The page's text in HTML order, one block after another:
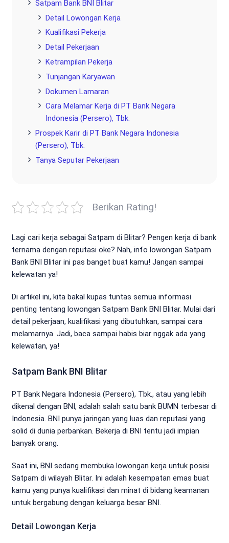
Satpam Bank BNI Blitar
Detail Lowongan Kerja
Kualifikasi Pekerja
Detail Pekerjaan
Ketrampilan Pekerja
Tunjangan Karyawan
Dokumen Lamaran
Cara Melamar Kerja di PT Bank Negara
Indonesia (Persero), Tbk.
Prospek Karir di PT Bank Negara Indonesia
(Persero), Tbk.
Tanya Seputar Pekerjaan
Berikan Rating!
Lagi cari kerja sebagai Satpam di Blitar? Pengen kerja di bank
ternama dengan reputasi oke? Nah, info lowongan Satpam
Bank BNI Blitar ini pas banget buat kamu! Jangan sampai
kelewatan ya!
Di artikel ini, kita bakal kupas tuntas semua informasi
penting tentang lowongan Satpam Bank BNI Blitar. Mulai dari
detail pekerjaan, kualifikasi yang dibutuhkan, sampai cara
melamarnya. Jadi, baca sampai habis biar nggak ada yang
kelewatan, ya!
Satpam Bank BNI Blitar
PT Bank Negara Indonesia (Persero), Tbk., atau yang lebih
dikenal dengan BNI, adalah salah satu bank BUMN terbesar di
Indonesia. BNI punya jaringan yang luas dan reputasi yang
solid di dunia perbankan. Bekerja di BNI tentu jadi impian
banyak orang.
Saat ini, BNI sedang membuka lowongan kerja untuk posisi
Satpam di wilayah Blitar. Ini adalah kesempatan emas buat
kamu yang punya kualifikasi dan minat di bidang keamanan
untuk bergabung dengan keluarga besar BNI.
Detail Lowongan Kerja